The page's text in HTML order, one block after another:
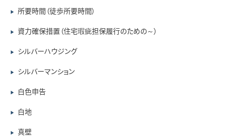
▶ 所要時間（徒歩所要時間）
▶ 資力確保措置（住宅瑕疵担保履行のための～）
▶ シルバーハウジング
▶ シルバーマンション
▶ 白色申告
▶ 白地
▶ 真壁